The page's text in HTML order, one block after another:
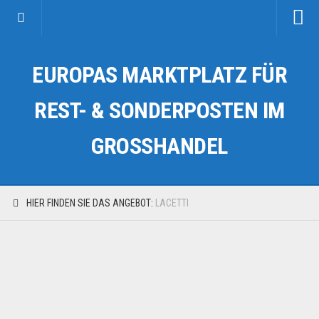
Kategorien
Auto & Motorrad
Fahrzeuge & Transport
EUROPAS MARKTPLATZ FÜR
REST- & SONDERPOSTEN IM
GROSSHANDEL
HIER FINDEN SIE DAS ANGEBOT: LACETTI